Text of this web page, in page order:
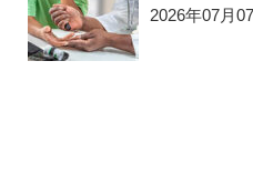
2026年07月